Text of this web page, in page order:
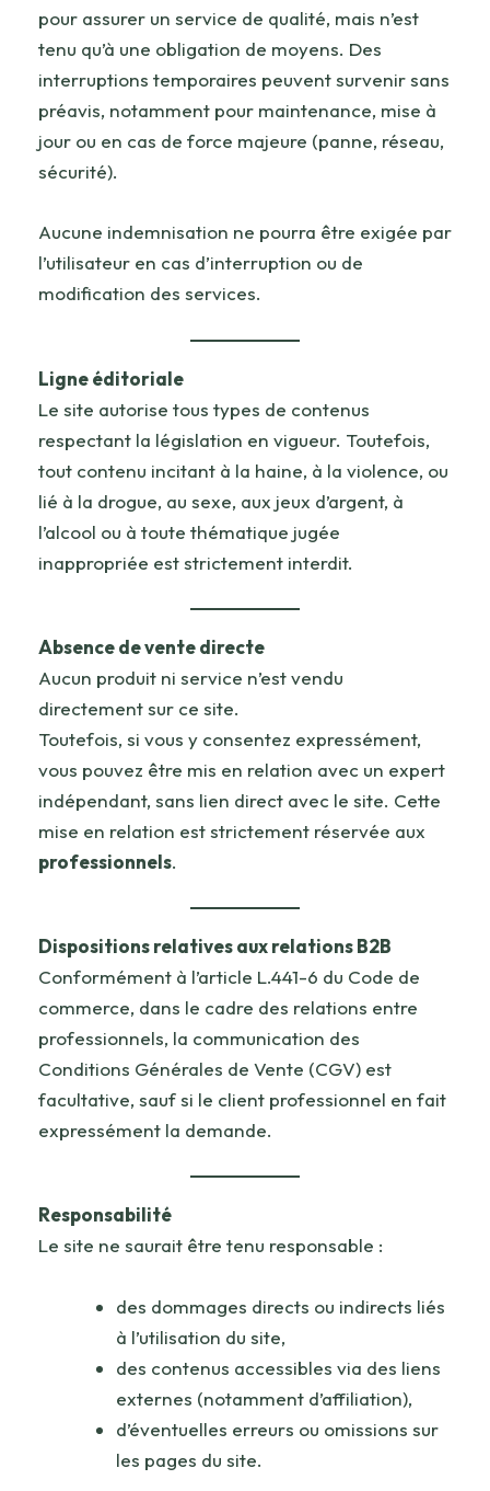
pour assurer un service de qualité, mais n’est
tenu qu’à une obligation de moyens. Des
interruptions temporaires peuvent survenir sans
préavis, notamment pour maintenance, mise à
jour ou en cas de force majeure (panne, réseau,
sécurité).
Aucune indemnisation ne pourra être exigée par
l’utilisateur en cas d’interruption ou de
modification des services.
Ligne éditoriale
Le site autorise tous types de contenus
respectant la législation en vigueur. Toutefois,
tout contenu incitant à la haine, à la violence, ou
lié à la drogue, au sexe, aux jeux d’argent, à
l’alcool ou à toute thématique jugée
inappropriée est strictement interdit.
Absence de vente directe
Aucun produit ni service n’est vendu
directement sur ce site.
Toutefois, si vous y consentez expressément,
vous pouvez être mis en relation avec un expert
indépendant, sans lien direct avec le site. Cette
mise en relation est strictement réservée aux
professionnels.
Dispositions relatives aux relations B2B
Conformément à l’article L.441-6 du Code de
commerce, dans le cadre des relations entre
professionnels, la communication des
Conditions Générales de Vente (CGV) est
facultative, sauf si le client professionnel en fait
expressément la demande.
Responsabilité
Le site ne saurait être tenu responsable :
des dommages directs ou indirects liés
à l’utilisation du site,
des contenus accessibles via des liens
externes (notamment d’affiliation),
d’éventuelles erreurs ou omissions sur
les pages du site.